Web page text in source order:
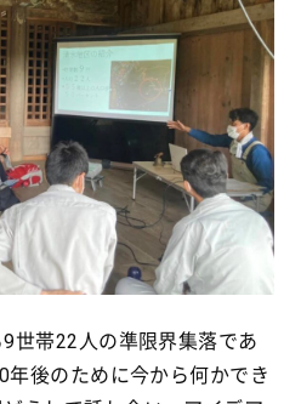
世帯22人の準限界集落であ
年後のために今から何かでき